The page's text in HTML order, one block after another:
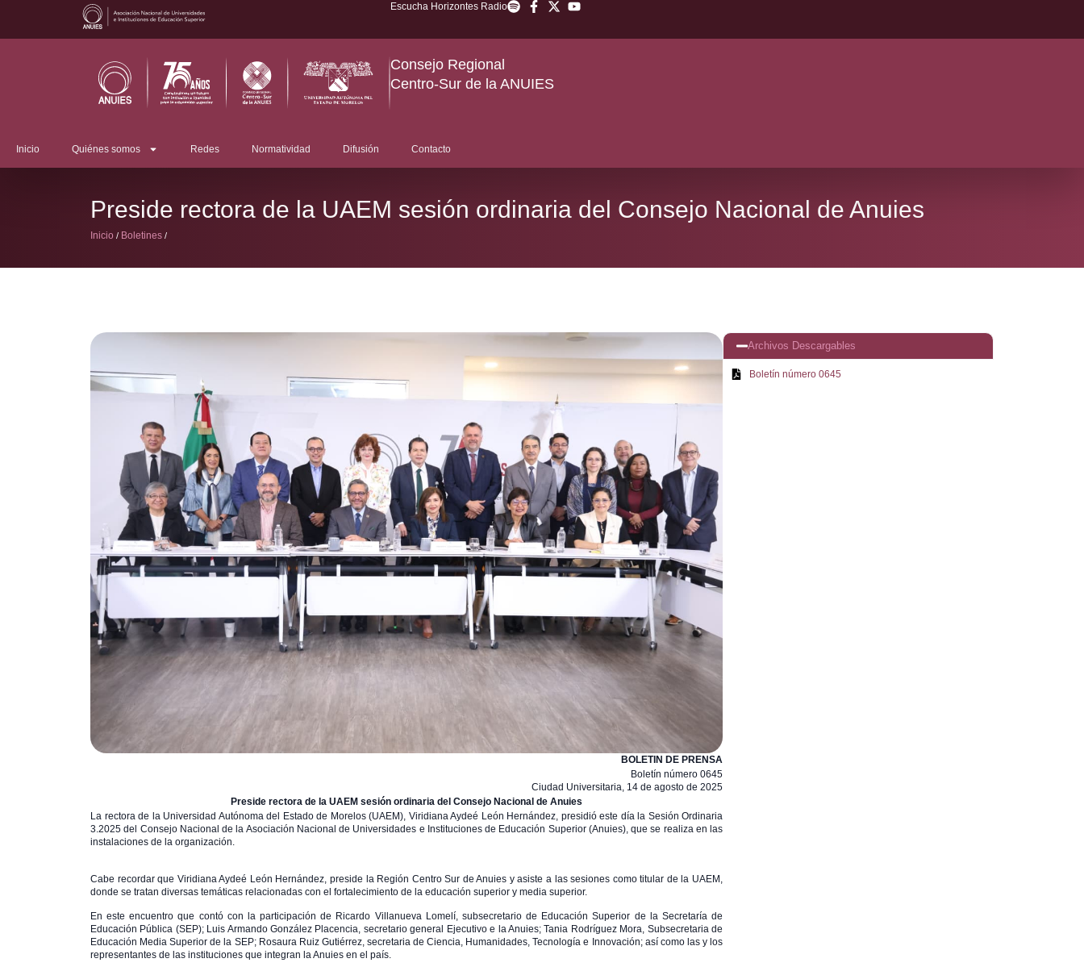
Escucha Horizontes Radio
Consejo Regional
Centro-Sur de la ANUIES
Inicio Quiénes somos Redes Normatividad Difusión Contacto
Preside rectora de la UAEM sesión ordinaria del Consejo Nacional de Anuies
Inicio / Boletines /
BOLETIN DE PRENSA
Boletín número 0645
Ciudad Universitaria, 14 de agosto de 2025
Preside rectora de la UAEM sesión ordinaria del Consejo Nacional de Anuies
La rectora de la Universidad Autónoma del Estado de Morelos (UAEM), Viridiana Aydeé León Hernández, presidió este día la Sesión Ordinaria
3.2025 del Consejo Nacional de la Asociación Nacional de Universidades e Instituciones de Educación Superior (Anuies), que se realiza en las
instalaciones de la organización.
Cabe recordar que Viridiana Aydeé León Hernández, preside la Región Centro Sur de Anuies y asiste a las sesiones como titular de la UAEM,
donde se tratan diversas temáticas relacionadas con el fortalecimiento de la educación superior y media superior.
En este encuentro que contó con la participación de Ricardo Villanueva Lomelí, subsecretario de Educación Superior de la Secretaría de
Educación Pública (SEP); Luis Armando González Placencia, secretario general Ejecutivo e la Anuies; Tania Rodríguez Mora, Subsecretaria de
Educación Media Superior de la SEP; Rosaura Ruiz Gutiérrez, secretaria de Ciencia, Humanidades, Tecnología e Innovación; así como las y los
representantes de las instituciones que integran la Anuies en el país.
Archivos Descargables
Boletín número 0645